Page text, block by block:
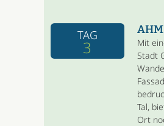
TAG
3
Mit
Stadt
Tal,
Ort